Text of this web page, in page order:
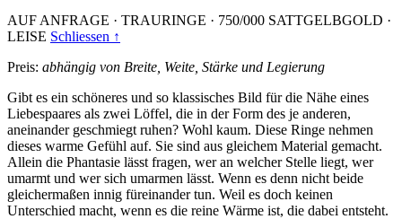
AUF ANFRAGE · TRAURINGE · 750/000 SATTGELBGOLD ·
LEISE Schliessen ↑
Preis: abhängig von Breite, Weite, Stärke und Legierung
Gibt es ein schöneres und so klassisches Bild für die Nähe eines
Liebespaares als zwei Löffel, die in der Form des je anderen,
aneinander geschmiegt ruhen? Wohl kaum. Diese Ringe nehmen
dieses warme Gefühl auf. Sie sind aus gleichem Material gemacht.
Allein die Phantasie lässt fragen, wer an welcher Stelle liegt, wer
umarmt und wer sich umarmen lässt. Wenn es denn nicht beide
gleichermaßen innig füreinander tun. Weil es doch keinen
Unterschied macht, wenn es die reine Wärme ist, die dabei entsteht.